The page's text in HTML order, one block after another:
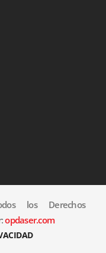
los Derechos
opdaser.com